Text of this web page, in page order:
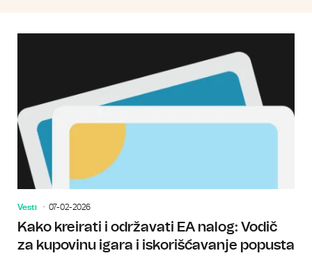
Vesti 07-02-2026
Kako kreirati i održavati EA nalog: Vodič
za kupovinu igara i iskorišćavanje popusta